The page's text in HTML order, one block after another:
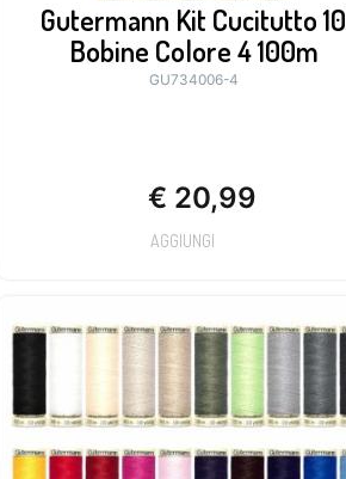
Gutermann Kit Cucitutto 10
Bobine Colore 4 100m
GU734006-4
€ 20,99
AGGIUNGI